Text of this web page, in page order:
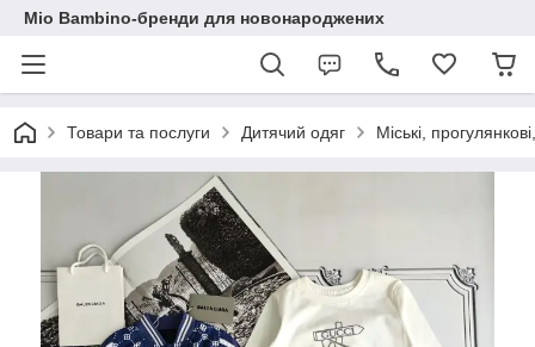
Mio Bambino-бренди для новонароджених
Товари та послуги Дитячий одяг Міські,